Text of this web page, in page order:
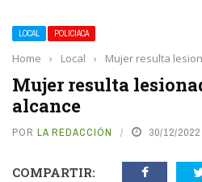
LOCAL POLICIACA
Home › Local › Mujer resulta
Mujer resulta
alcance
POR LA REDACCIÓN 30/12/2022
COMPARTIR: